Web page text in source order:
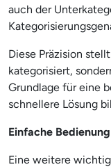
auch der
Diese Präzision
kategorisiert,
Grundlage für eine
schnellere Lösung
Einfache
Eine weitere